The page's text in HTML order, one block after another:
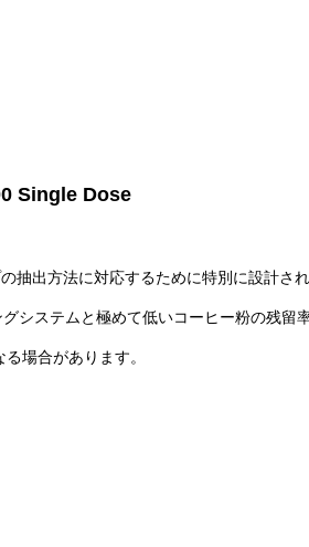
Single Dose
抽出方法に対応するために特別に設計さ
システムと極めて低いコーヒー粉の残
場合があります。